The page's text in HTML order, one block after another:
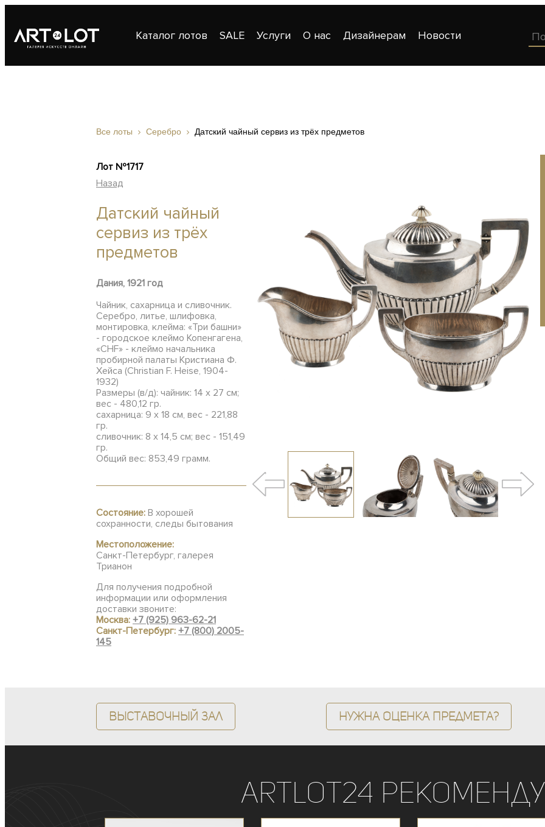
Каталог лотов SALE Услуги О нас Дизайнерам Новости
Все лоты Серебро Датский чайный сервиз из трёх предметов
Лот №1717
Назад
Датский чайный
сервиз из трёх
предметов
Дания, 1921 год
Чайник, сахарница и сливочник.
Серебро, литье, шлифовка,
монтировка, клейма: «Три башни»
- городское клеймо Копенгагена,
«CHF» - клеймо начальника
пробирной палаты Кристиана Ф.
Хейса (Christian F. Heise, 1904-
1932)
Размеры (в/д): чайник: 14 х 27 см;
вес - 480,12 гр.
сахарница: 9 х 18 см, вес - 221,88
гр.
сливочник: 8 х 14,5 см; вес - 151,49
гр.
Общий вес: 853,49 грамм.
Состояние: В хорошей
сохранности, следы бытования
Местоположение:
Санкт-Петербург, галерея
Трианон
Для получения подробной
информации или оформления
доставки звоните:
Москва: +7 (925) 963-62-21
Санкт-Петербург: +7 (800) 2005-
145
Выставочный зал Нужна оценка предмета?
ArtLot24